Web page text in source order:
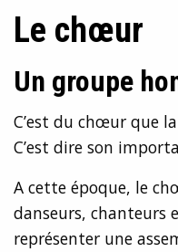
Le chœur
Un groupe
C’est du chœur que
C’est dire son
A cette époque, le
danseurs, chanteurs
représenter une